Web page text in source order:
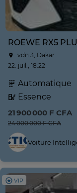
ROEWE RX5
vdn 3, Dakar
22. juil., 18:22
Automatique
Essence
21 900 000 F CFA
24 000 000 F CFA
Voiture
VIP